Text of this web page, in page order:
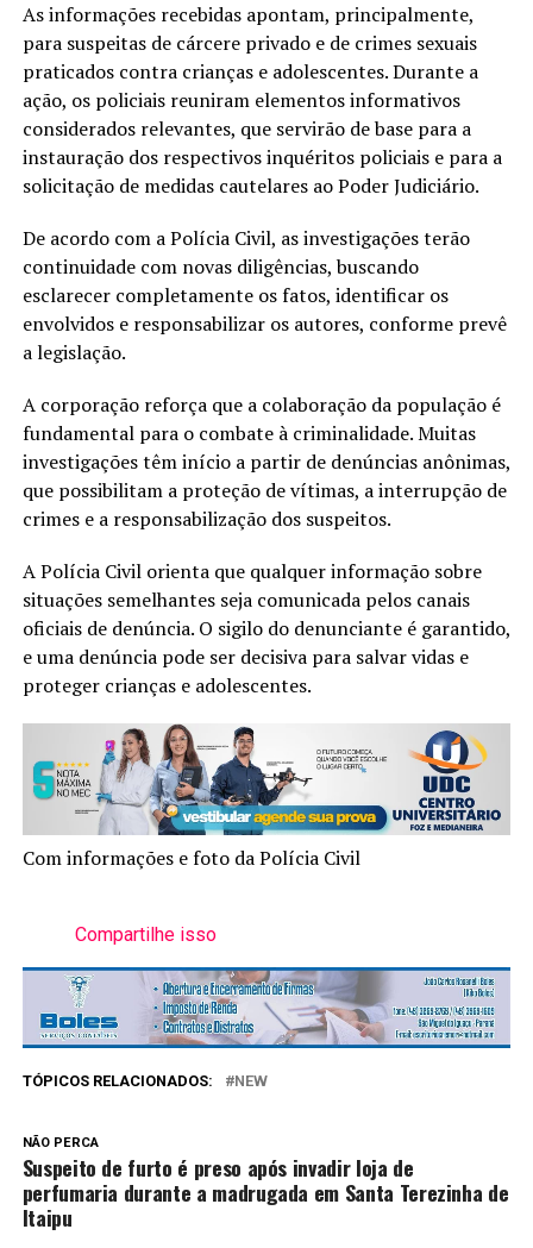
As informações recebidas apontam, principalmente,
para suspeitas de cárcere privado e de crimes sexuais
praticados contra crianças e adolescentes. Durante a
ação, os policiais reuniram elementos informativos
considerados relevantes, que servirão de base para a
instauração dos respectivos inquéritos policiais e para a
solicitação de medidas cautelares ao Poder Judiciário.
De acordo com a Polícia Civil, as investigações terão
continuidade com novas diligências, buscando
esclarecer completamente os fatos, identificar os
envolvidos e responsabilizar os autores, conforme prevê
a legislação.
A corporação reforça que a colaboração da população é
fundamental para o combate à criminalidade. Muitas
investigações têm início a partir de denúncias anônimas,
que possibilitam a proteção de vítimas, a interrupção de
crimes e a responsabilização dos suspeitos.
A Polícia Civil orienta que qualquer informação sobre
situações semelhantes seja comunicada pelos canais
oficiais de denúncia. O sigilo do denunciante é garantido,
e uma denúncia pode ser decisiva para salvar vidas e
proteger crianças e adolescentes.
Com informações e foto da Polícia Civil
Compartilhe isso
TÓPICOS RELACIONADOS: NEW
NÃO PERCA
Suspeito de furto é preso após invadir loja de
perfumaria durante a madrugada em Santa Terezinha de
Itaipu